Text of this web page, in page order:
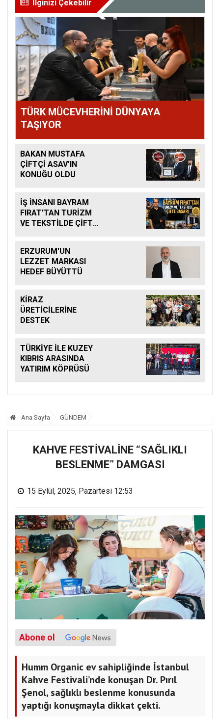
İlginizi Çekebilir
TÜRK MÜCEVHERİNİ DÜNYAYA
TAŞIYOR
BAKAN MUSTAFA
ÇİFTÇİ ASAV’IN
KONUĞU OLDU
İŞ İNSANI BAYRAM
FIRAT'TAN TURİZM
VE TEKSTİLDE ÇİFTE
ERZURUM'UN
LEZZET MARKASI
HEDEF BÜYÜTTÜ
KİRAZ
ÜRETİCİLERİNE
DESTEK
TÜRKİYE İLE KUZEY
KIBRIS ARASINDA
YATIRIM KÖPRÜSÜ
Ana Sayfa GÜNDEM
KAHVE FESTİVALİNE “SAĞLIKLI
BESLENME” DAMGASI
15 Eylül, 2025, Pazartesi 12:53
Abone ol
Humm Organic ev sahipliğinde İstanbul
Kahve Festivali’nde konuşan Dr. Pırıl
Şenol, sağlıklı beslenme konusunda
yaptığı konuşmayla dikkat çekti.